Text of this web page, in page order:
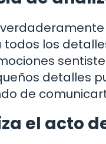
los
detalles
de
el acto